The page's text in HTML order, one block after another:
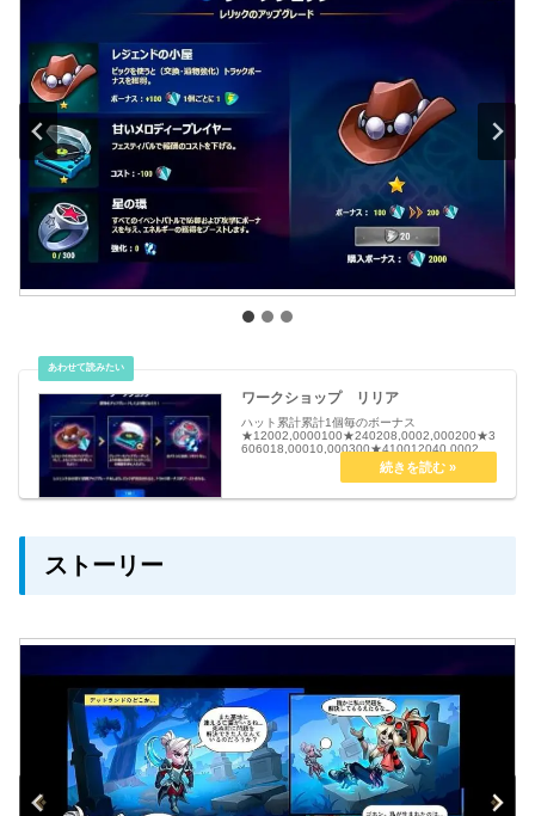
ワークショップ リリア
ハット累計累計1個毎のボーナス
★12002,0000100★240208,0002,000200★3
606018,00010,000300★410012040,00028,0
00400★515022075,00068,000500★6-37...
ストーリー